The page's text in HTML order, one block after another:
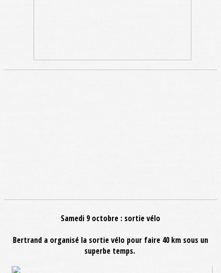
Samedi 9 octobre : sortie vélo
Bertrand a organisé la sortie vélo pour faire 40 km sous un
superbe temps.